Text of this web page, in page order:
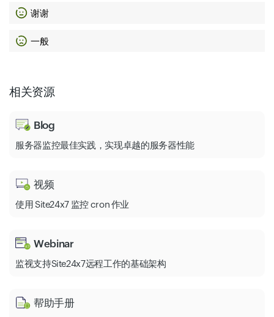
谢谢
一般
相关资源
Blog
服务器监控最佳实践，实现卓越的服务器性能
视频
使用 Site24x7 监控 cron 作业
Webinar
监视支持Site24x7远程工作的基础架构
帮助手册